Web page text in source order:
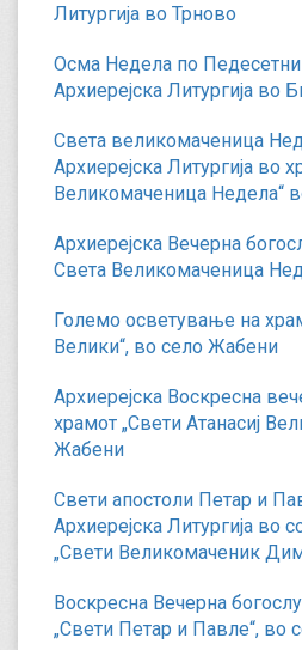
Литургија во Трново
Осма Недела по
Архиерејска Литургија во
Света великомаченица
Архиерејска Литургија во
Великомаченица Недела“
Архиерејска Вечерна
Света Великомаченица
Големо осветување на
Велики“, во село Жабени
Архиерејска Воскресна
храмот „Свети Атанасиј
Жабени
Свети апостоли Петар и
Архиерејска Литургија во
„Свети Великомаченик
Воскресна Вечерна
„Свети Петар и Павле“, во